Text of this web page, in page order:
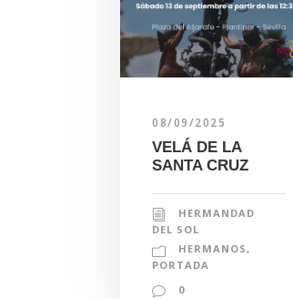
08/09/2025
VELÁ DE LA
SANTA CRUZ
HERMANDAD
DEL SOL
HERMANOS,
PORTADA
0